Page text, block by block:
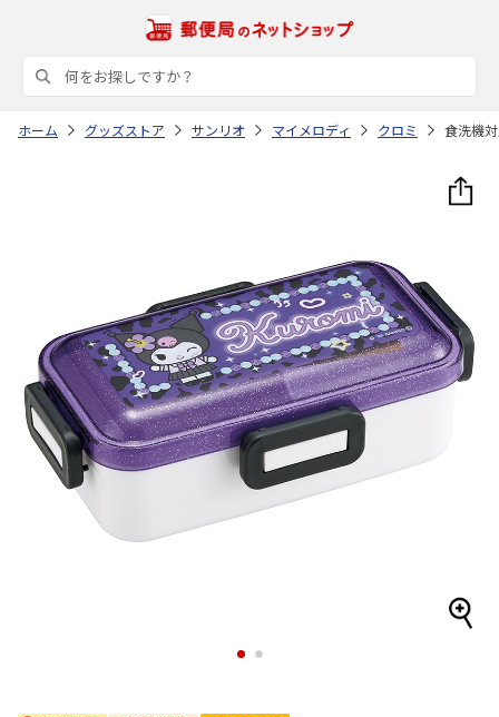
ホーム グッズストア サンリオ マイメロディ クロミ 食洗機
1 2